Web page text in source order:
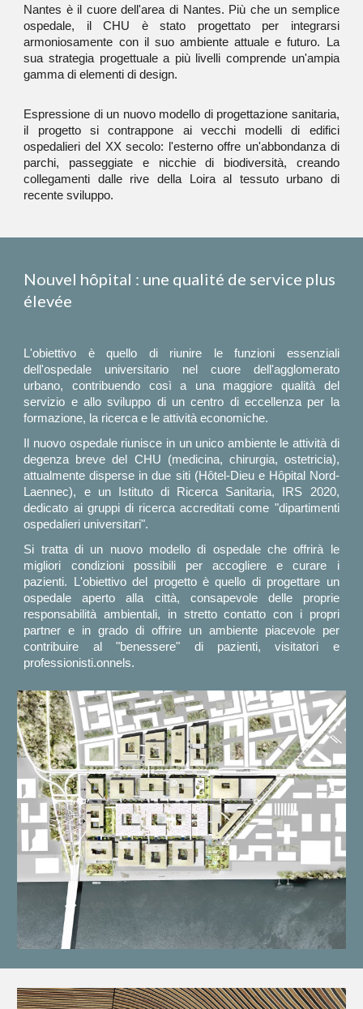
Nantes è il cuore dell'area di Nantes. Più che un semplice
ospedale, il CHU è stato progettato per integrarsi
armoniosamente con il suo ambiente attuale e futuro. La
sua strategia progettuale a più livelli comprende un'ampia
gamma di elementi di design.
Espressione di un nuovo modello di progettazione sanitaria,
il progetto si contrappone ai vecchi modelli di edifici
ospedalieri del XX secolo: l'esterno offre un'abbondanza di
parchi, passeggiate e nicchie di biodiversità, creando
collegamenti dalle rive della Loira al tessuto urbano di
recente sviluppo.
Nouvel hôpital : une qualité de service plus
élevée
L'obiettivo è quello di riunire le funzioni essenziali
dell'ospedale universitario nel cuore dell'agglomerato
urbano, contribuendo così a una maggiore qualità del
servizio e allo sviluppo di un centro di eccellenza per la
formazione, la ricerca e le attività economiche.
Il nuovo ospedale riunisce in un unico ambiente le attività di
degenza breve del CHU (medicina, chirurgia, ostetricia),
attualmente disperse in due siti (Hôtel-Dieu e Hôpital Nord-
Laennec), e un Istituto di Ricerca Sanitaria, IRS 2020,
dedicato ai gruppi di ricerca accreditati come "dipartimenti
ospedalieri universitari".
Si tratta di un nuovo modello di ospedale che offrirà le
migliori condizioni possibili per accogliere e curare i
pazienti. L'obiettivo del progetto è quello di progettare un
ospedale aperto alla città, consapevole delle proprie
responsabilità ambientali, in stretto contatto con i propri
partner e in grado di offrire un ambiente piacevole per
contribuire al "benessere" di pazienti, visitatori e
professionisti.onnels.